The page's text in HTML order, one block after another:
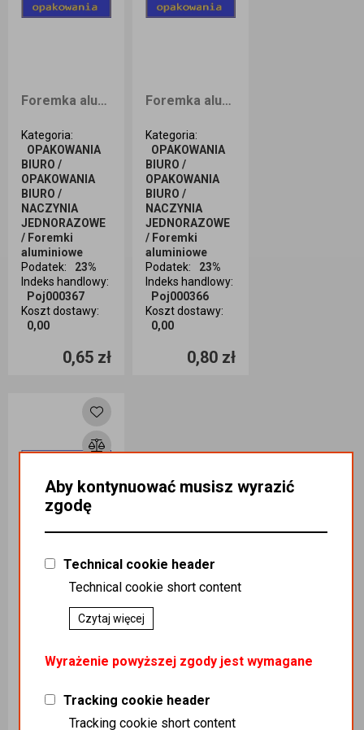
Foremka alumin. R38G X1 259/116/30 650ml
Kategoria:
OPAKOWANIA
BIURO /
OPAKOWANIA
BIURO /
NACZYNIA
JEDNORAZOWE
/ Foremki
aluminiowe
Podatek:
23%
Indeks handlowy:
Poj000367
Koszt dostawy:
0,00
0,65 zł
sztuk
Foremka aluminiowa 196 (R59) 1000ml
Kategoria:
OPAKOWANIA
BIURO /
OPAKOWANIA
BIURO /
NACZYNIA
JEDNORAZOWE
/ Foremki
aluminiowe
Podatek:
23%
Indeks handlowy:
Poj000366
Koszt dostawy:
0,00
0,80 zł
Ilość sztuk
Foremka aluminiowa R61G 600 ml
Kategoria:
BIURO /
OPAKOWANIA
Aby kontynuować musisz wyrazić
zgodę
Technical cookie header
Technical cookie short content
Czytaj więcej
Wyrażenie powyższej zgody jest wymagane
Tracking cookie header
Tracking cookie short content